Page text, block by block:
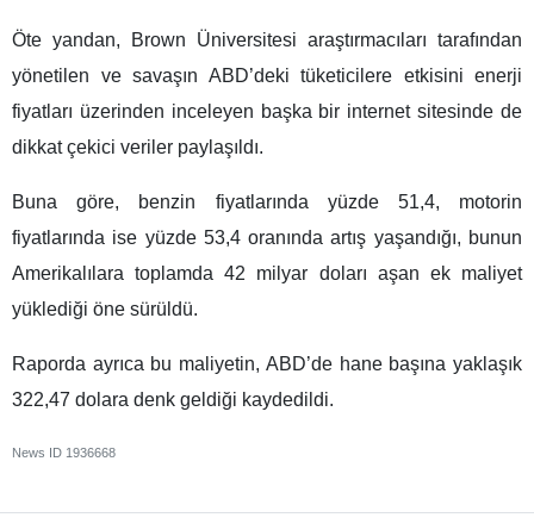
Öte yandan, Brown Üniversitesi araştırmacıları tarafından
yönetilen ve savaşın ABD’deki tüketicilere etkisini enerji
fiyatları üzerinden inceleyen başka bir internet sitesinde de
dikkat çekici veriler paylaşıldı.
Buna göre, benzin fiyatlarında yüzde 51,4, motorin
fiyatlarında ise yüzde 53,4 oranında artış yaşandığı, bunun
Amerikalılara toplamda 42 milyar doları aşan ek maliyet
yüklediği öne sürüldü.
Raporda ayrıca bu maliyetin, ABD’de hane başına yaklaşık
322,47 dolara denk geldiği kaydedildi.
News ID 1936668